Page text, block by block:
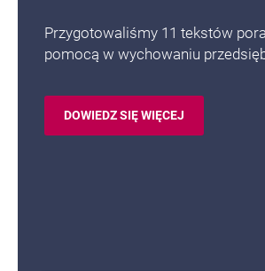
Przygotowaliśmy 11 tekstów
pomocą w wychowaniu
DOWIEDZ SIĘ WIĘCEJ
JAK UCZYĆ DZIECI